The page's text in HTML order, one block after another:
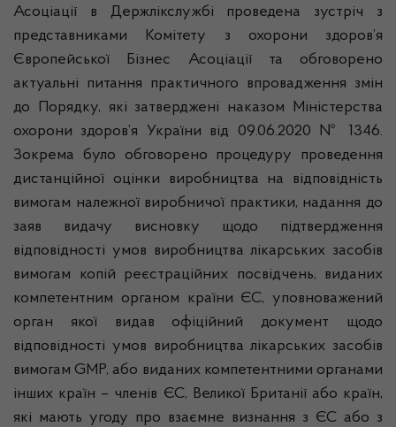
Асоціації в Держлікслужбі проведена зустріч з
представниками Комітету з охорони здоров’я
Європейської Бізнес Асоціації та обговорено
актуальні питання практичного впровадження змін
до Порядку, які затверджені наказом Міністерства
охорони здоров’я України від 09.06.2020 № 1346.
Зокрема було обговорено процедуру проведення
дистанційної оцінки виробництва на відповідність
вимогам належної виробничої практики, надання до
заяв видачу висновку щодо підтвердження
відповідності умов виробництва лікарських засобів
вимогам копій реєстраційних посвідчень, виданих
компетентним органом країни ЄС, уповноважений
орган якої видав офіційний документ щодо
відповідності умов виробництва лікарських засобів
вимогам GMP, або виданих компетентними органами
інших країн – членів ЄС, Великої Британії або країн,
які мають угоду про взаємне визнання з ЄС або з